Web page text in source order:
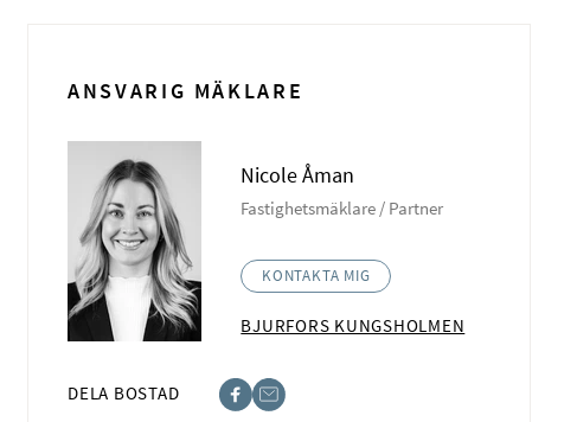
ANSVARIG MÄKLARE
Nicole Åman
Fastighetsmäklare / Partner
KONTAKTA MIG
BJURFORS KUNGSHOLMEN
DELA BOSTAD